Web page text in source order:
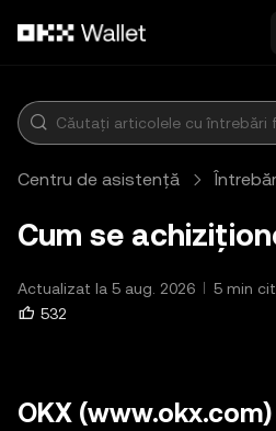
Centru de asistență
Cum se
Actualizat la 5 aug. 2026
5 min
532
OKX (www.okx.com)